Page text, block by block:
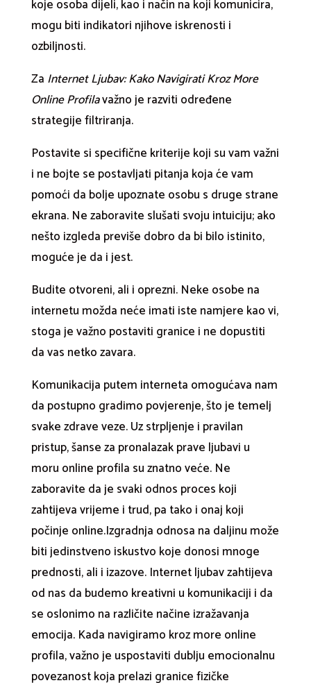
koje osoba dijeli, kao i način na koji komunicira,
mogu biti indikatori njihove iskrenosti i
ozbiljnosti.
Za Internet Ljubav: Kako Navigirati Kroz More
Online Profilavažno je razviti određene
strategije filtriranja.
Postavite si specifične kriterije koji su vam važni
i ne bojte se postavljati pitanja koja će vam
pomoći da bolje upoznate osobu s druge strane
ekrana. Ne zaboravite slušati svoju intuiciju; ako
nešto izgleda previše dobro da bi bilo istinito,
moguće je da i jest.
Budite otvoreni, ali i oprezni. Neke osobe na
internetu možda neće imati iste namjere kao vi,
stoga je važno postaviti granice i ne dopustiti
da vas netko zavara.
Komunikacija putem interneta omogućava nam
da postupno gradimo povjerenje, što je temelj
svake zdrave veze. Uz strpljenje i pravilan
pristup, šanse za pronalazak prave ljubavi u
moru online profila su znatno veće. Ne
zaboravite da je svaki odnos proces koji
zahtijeva vrijeme i trud, pa tako i onaj koji
počinje online.Izgradnja odnosa na daljinu može
biti jedinstveno iskustvo koje donosi mnoge
prednosti, ali i izazove. Internet ljubav zahtijeva
od nas da budemo kreativni u komunikaciji i da
se oslonimo na različite načine izražavanja
emocija. Kada navigiramo kroz more online
profila, važno je uspostaviti dublju emocionalnu
povezanost koja prelazi granice fizičke